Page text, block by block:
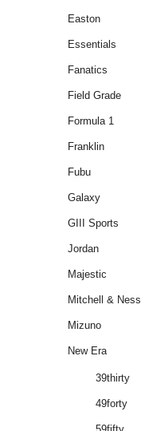
Easton
Essentials
Fanatics
Field Grade
Formula 1
Franklin
Fubu
Galaxy
GIII Sports
Jordan
Majestic
Mitchell & Ness
Mizuno
New Era
39thirty
49forty